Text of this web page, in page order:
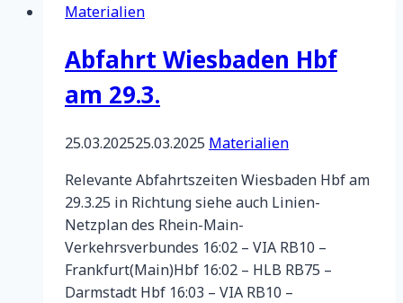
Materialien
Abfahrt Wiesbaden Hbf
am 29.3.
25.03.202525.03.2025 Materialien
Relevante Abfahrtszeiten Wiesbaden Hbf am
29.3.25 in Richtung siehe auch Linien-
Netzplan des Rhein-Main-
Verkehrsverbundes 16:02 – VIA RB10 –
Frankfurt(Main)Hbf 16:02 – HLB RB75 –
Darmstadt Hbf 16:03 – VIA RB10 –